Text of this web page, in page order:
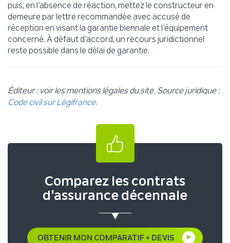
puis, en l’absence de réaction, mettez le constructeur en
demeure par lettre recommandée avec accusé de
réception en visant la garantie biennale et l’équipement
concerné. À défaut d’accord, un recours juridictionnel
reste possible dans le délai de garantie.
Éditeur : voir les mentions légales du site. Source juridique :
Code civil sur Légifrance.
Comparez les contrats
d’assurance décennale
OBTENIR MON COMPARATIF + DEVIS